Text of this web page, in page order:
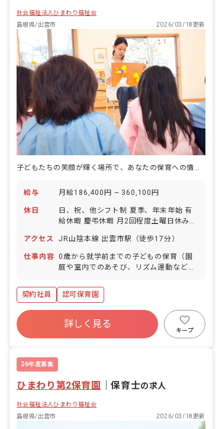
社会福祉法人ひまわり福祉会
島根県/出雲市
2026/03/18更新
給与 月給186,400円 ~ 360,100円
休日
日、祝、他シフト制 夏季、年末年始 有
給休暇 慶弔休暇 月2回程度土曜日休み
102日
アクセス JR山陰本線 出雲市駅（徒歩17分）
仕事内容 0歳から就学前までの子どもの保育（園
庭や室内でのあそび、リズム運動など）
契約社員
認可保育園
詳しく見る
キープ
26年度募集
ひまわり第2保育園 ｜保育士の求人
社会福祉法人ひまわり福祉会
島根県/出雲市
2026/03/18更新